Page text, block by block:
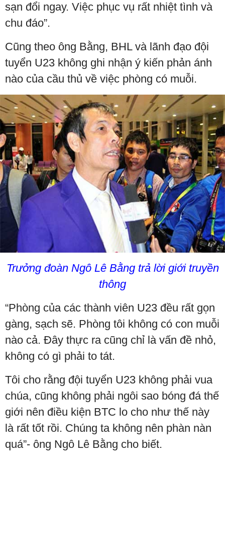
sạn đổi ngay. Việc phục vụ rất nhiệt tình và
chu đáo”.
Cũng theo ông Bằng, BHL và lãnh đạo đội
tuyển U23 không ghi nhận ý kiến phản ánh
nào của cầu thủ về việc phòng có muỗi.
Trưởng đoàn Ngô Lê Bằng trả lời giới truyền
thông
“Phòng của các thành viên U23 đều rất gọn
gàng, sạch sẽ. Phòng tôi không có con muỗi
nào cả. Đây thực ra cũng chỉ là vấn đề nhỏ,
không có gì phải to tát.
Tôi cho rằng đội tuyển U23 không phải vua
chúa, cũng không phải ngôi sao bóng đá thế
giới nên điều kiện BTC lo cho như thế này
là rất tốt rồi. Chúng ta không nên phàn nàn
quá”- ông Ngô Lê Bằng cho biết.